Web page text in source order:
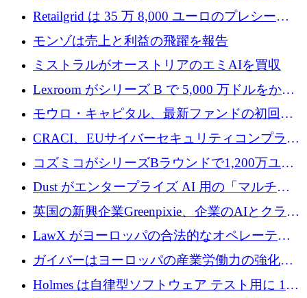
100万ユーロを確保
Retailgrid は 35 万 8,000 ユーロのプレシード
ラウンドで小売業のスプレッドシートをター
ゲットにしています
モンゾは売上と利益の飛躍を報告
ミストラルがオーストリアのエミAIを買収
Lexroom がシリーズ B で 5,000 万ドルをかけ
てヨーロッパ大陸法用の法律 AI を構築
モウロ・キャピタル、最新ファンドの初回ク
ローズで4億ドルを確保
CRACI、EUサイバーセキュリティコンプライ
アンスプラットフォームのために140万ユーロ
コズミコがシリーズBラウンドで1,200万ユー
ロを調達
Dust がエンタープライズ AI 用の「マルチプ
レイヤー」オペレーティング システムを構築
するシリーズ B で 4,000 万ドルを調達
英国の新興企業Greenpixie、企業のAIとクラウ
ドのエネルギー無駄を削減するために470万ポ
ンドを調達
LawX がヨーロッパの合法的なオペレーティ
ング システムを構築するために 750 万ユーロ
を調達
ガイバーはヨーロッパの産業労働力の強化に
貢献するために 140 万ユーロを獲得
Holmes は自律型ソフトウェア テスト用に 110